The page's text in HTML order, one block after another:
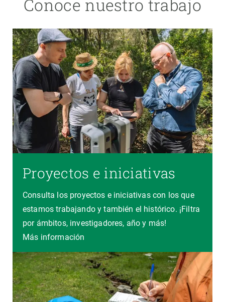
Conoce nuestro trabajo
Proyectos e iniciativas
Consulta los proyectos e iniciativas con los que
estamos trabajando y también el histórico. ¡Filtra
por ámbitos, investigadores, año y más!
Más información